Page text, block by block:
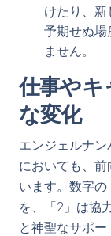
けたり、新
予期せぬ場
ません。
仕事やキ
な変化
エンジェルナ
においても、
います。数字
を、「2」は協
と神聖なサポ